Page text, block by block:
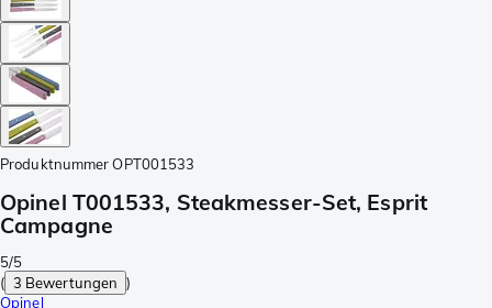
Produktnummer OPT001533
Opinel T001533, Steakmesser-Set, Esprit
Campagne
5/5
( 3 Bewertungen )
Opinel